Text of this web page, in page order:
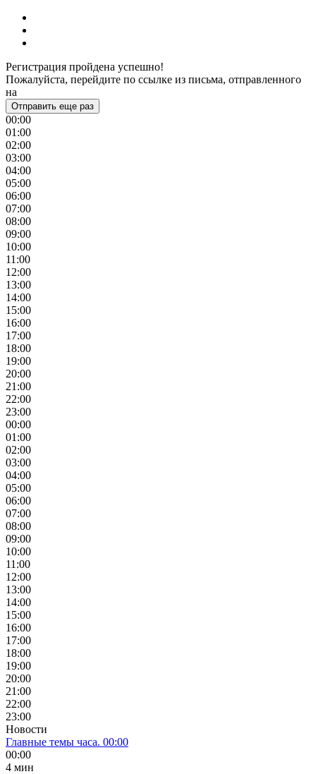
Регистрация пройдена успешно!
Пожалуйста, перейдите по ссылке из письма, отправленного
на
Отправить еще раз
00:00
01:00
02:00
03:00
04:00
05:00
06:00
07:00
08:00
09:00
10:00
11:00
12:00
13:00
14:00
15:00
16:00
17:00
18:00
19:00
20:00
21:00
22:00
23:00
00:00
01:00
02:00
03:00
04:00
05:00
06:00
07:00
08:00
09:00
10:00
11:00
12:00
13:00
14:00
15:00
16:00
17:00
18:00
19:00
20:00
21:00
22:00
23:00
Новости
Главные темы часа. 00:00
00:00
4 мин